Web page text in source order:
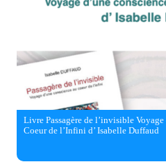
Livre Passagère de l’invisible Voyage
Coeur de l’Infini d’ Isabelle Duffaud